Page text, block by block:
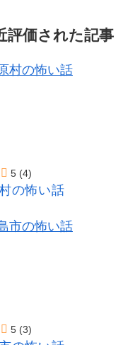
評価された記事
5 (4)
の怖い話
5 (3)